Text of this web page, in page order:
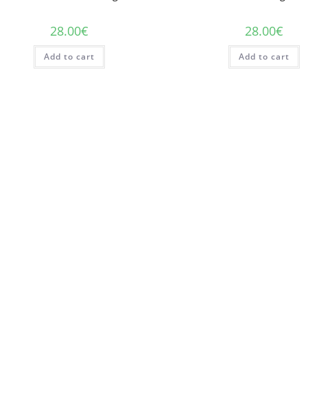
28.00€
Add to cart
28.00€
Add to cart